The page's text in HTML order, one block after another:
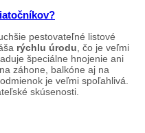
pestovateľné listové
rýchlu úrodu , čo je veľmi
špeciálne hnojenie ani
záhone, balkóne aj na
je veľmi spoľahlivá.
skúsenosti.